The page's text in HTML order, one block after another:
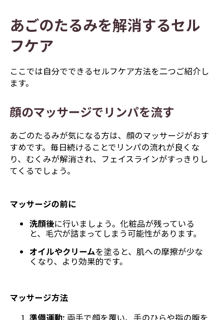
あごのたるみを解消するセル
フケア
ここでは自分でできるセルフケア方法を二つご紹介し
ます。
顔のマッサージでリンパを流す
あごのたるみが気になる方は、顔のマッサージがおす
すめです。毎日続けることでリンパの流れが良くな
り、むくみが解消され、フェイスラインがすっきりし
てくるでしょう。
マッサージの前に
洗顔後に行いましょう。化粧品が残っている
と、毛穴が詰まってしまう可能性があります。
オイルやクリームを塗ると、肌への摩擦が少な
くなり、より効果的です。
マッサージ方法
準備運動: 両手で顔を覆い、手のひらや指の腹を